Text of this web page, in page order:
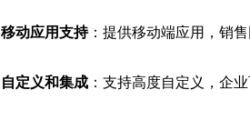
移动应用支持：提供移动端应用，销
自定义和集成 ：支持高度自定义，企